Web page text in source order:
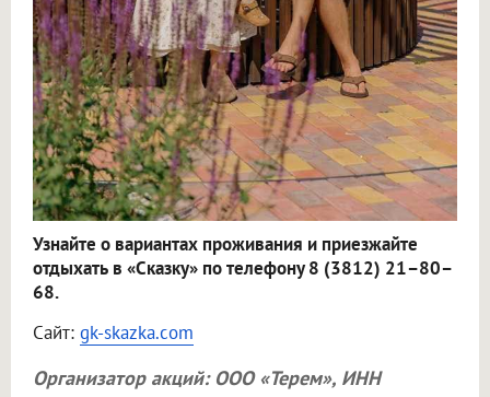
Узнайте о вариантах проживания и приезжайте
отдыхать в «Сказку» по телефону 8 (3812) 21–80–
68.
Сайт: gk-skazka.com
Организатор акций: ООО «Терем», ИНН